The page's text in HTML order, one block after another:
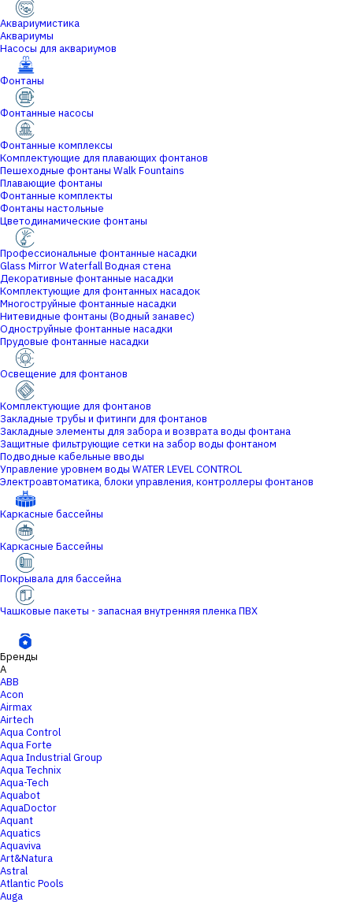
Аквариумистика
Аквариумы
Насосы для аквариумов
Фонтаны
Фонтанные насосы
Фонтанные комплексы
Комплектующие для плавающих фонтанов
Пешеходные фонтаны Walk Fountains
Плавающие фонтаны
Фонтанные комплекты
Фонтаны настольные
Цветодинамические фонтаны
Профессиональные фонтанные насадки
Glass Mirror Waterfall Водная стена
Декоративные фонтанные насадки
Комплектующие для фонтанных насадок
Многоструйные фонтанные насадки
Нитевидные фонтаны (Водный занавес)
Одноструйные фонтанные насадки
Прудовые фонтанные насадки
Освещение для фонтанов
Комплектующие для фонтанов
Закладные трубы и фитинги для фонтанов
Закладные элементы для забора и возврата воды фонтана
Защитные фильтрующие сетки на забор воды фонтаном
Подводные кабельные вводы
Управление уровнем воды WATER LEVEL CONTROL
Электроавтоматика, блоки управления, контроллеры фонтанов
Каркасные бассейны
Каркасные Бассейны
Покрывала для бассейна
Чашковые пакеты - запасная внутренняя пленка ПВХ
Бренды
A
ABB
Acon
Airmax
Airtech
Aqua Control
Aqua Forte
Aqua Industrial Group
Aqua Technix
Aqua-Tech
Aquabot
AquaDoctor
Aquant
Aquatics
Aquaviva
Art&Natura
Astral
Atlantic Pools
Auga